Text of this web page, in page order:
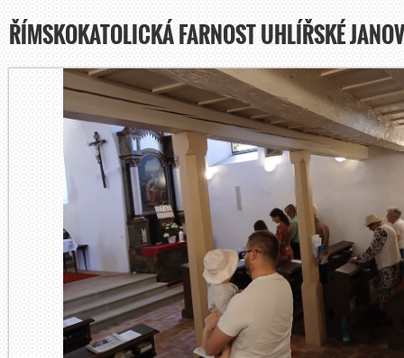
ŘÍMSKOKATOLICKÁ FARNOST UHLÍŘSKÉ